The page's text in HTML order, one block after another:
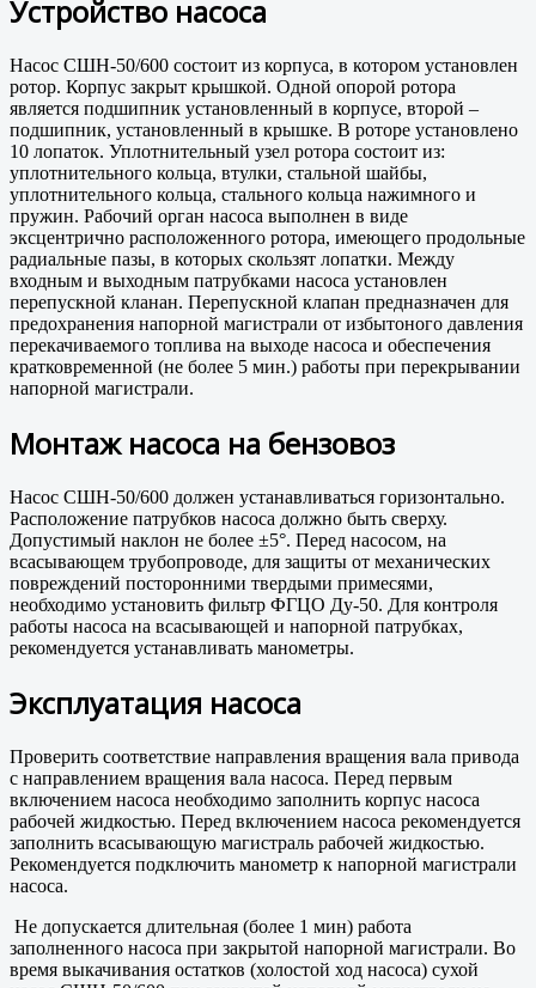
Устройство насоса
Насос СШН-50/600 состоит из корпуса, в котором установлен
ротор. Корпус закрыт крышкой. Одной опорой ротора
является подшипник установленный в корпусе, второй –
подшипник, установленный в крышке. В роторе установлено
10 лопаток. Уплотнительный узел ротора состоит из:
уплотнительного кольца, втулки, стальной шайбы,
уплотнительного кольца, стального кольца нажимного и
пружин. Рабочий орган насоса выполнен в виде
эксцентрично расположенного ротора, имеющего продольные
радиальные пазы, в которых скользят лопатки. Между
входным и выходным патрубками насоса установлен
перепускной кланан. Перепускной клапан предназначен для
предохранения напорной магистрали от избытоного давления
перекачиваемого топлива на выходе насоса и обеспечения
кратковременной (не более 5 мин.) работы при перекрывании
напорной магистрали.
Монтаж насоса на бензовоз
Насос СШН-50/600 должен устанавливаться горизонтально.
Расположение патрубков насоса должно быть сверху.
Допустимый наклон не более ±5°. Перед насосом, на
всасывающем трубопроводе, для защиты от механических
повреждений посторонними твердыми примесями,
необходимо установить фильтр ФГЦО Ду-50. Для контроля
работы насоса на всасывающей и напорной патрубках,
рекомендуется устанавливать манометры.
Эксплуатация насоса
Проверить соответствие направления вращения вала привода
с направлением вращения вала насоса. Перед первым
включением насоса необходимо заполнить корпус насоса
рабочей жидкостью. Перед включением насоса рекомендуется
заполнить всасывающую магистраль рабочей жидкостью.
Рекомендуется подключить манометр к напорной магистрали
насоса.
Не допускается длительная (более 1 мин) работа
заполненного насоса при закрытой напорной магистрали. Во
время выкачивания остатков (холостой ход насоса) сухой